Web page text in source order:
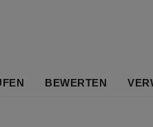
BEWERTEN